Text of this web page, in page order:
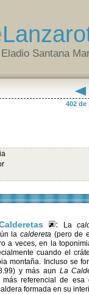
Santana
402 de
: La
la caldereta(pero de
a veces, en la
cuando el
montaña. Incluso se
y más aun La
referencial de esa
formada en su